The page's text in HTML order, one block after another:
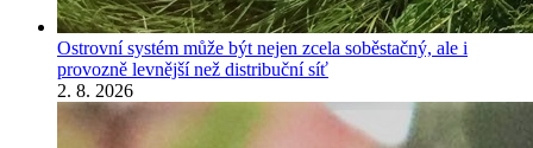
Ostrovní systém může být nejen zcela soběstačný, ale i
provozně levnější než distribuční síť
2. 8. 2026